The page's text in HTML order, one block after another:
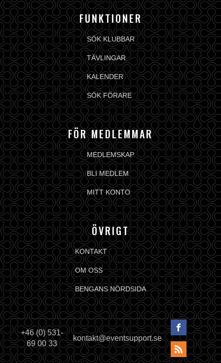
FUNKTIONER
SÖK KLUBBAR
TÄVLINGAR
KALENDER
SÖK FÖRARE
FÖR MEDLEMMAR
MEDLEMSKAP
BLI MEDLEM
MITT KONTO
ÖVRIGT
KONTAKT
OM OSS
BENGANS NÖRDSIDA
+46 (0) 531-
69 00 33
kontakt@eventsupport.se